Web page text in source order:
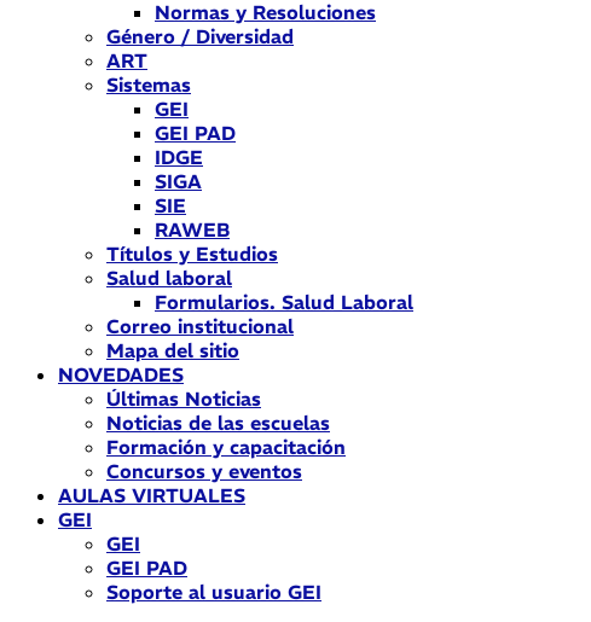
Normas y Resoluciones
Género / Diversidad
ART
Sistemas
GEI
GEI PAD
IDGE
SIGA
SIE
RAWEB
Títulos y Estudios
Salud laboral
Formularios. Salud Laboral
Correo institucional
Mapa del sitio
NOVEDADES
Últimas Noticias
Noticias de las escuelas
Formación y capacitación
Concursos y eventos
AULAS VIRTUALES
GEI
GEI
GEI PAD
Soporte al usuario GEI